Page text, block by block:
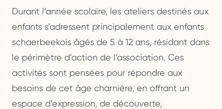
Durant l’année scolaire, les ateliers destinés aux
enfants s’adressent principalement aux enfants
schaerbeekois âgés de 5 à 12 ans, résidant dans
le périmètre d’action de l’association. Ces
activités sont pensées pour répondre aux
besoins de cet âge charnière, en offrant un
espace d’expression, de découverte,